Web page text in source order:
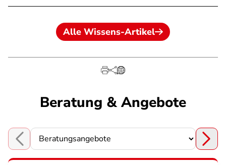
Alle Wissens-Artikel
Beratung & Angebote
Choose a section